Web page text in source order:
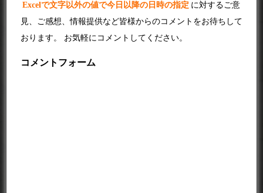
Excelで文字以外の値で今日以降の日時の指定 に対するご意
見、ご感想、情報提供など皆様からのコメントをお待ちして
おります。 お気軽にコメントしてください。
コメントフォーム